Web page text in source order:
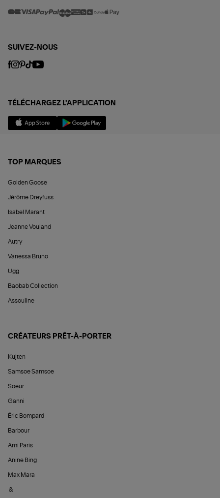
SUIVEZ-NOUS
TÉLÉCHARGEZ L'APPLICATION
TOP MARQUES
Golden Goose
Jérôme Dreyfuss
Isabel Marant
Jeanne Vouland
Autry
Vanessa Bruno
Ugg
Baobab Collection
Assouline
CRÉATEURS PRÊT-À-PORTER
Kujten
Samsoe Samsoe
Soeur
Ganni
Éric Bompard
Barbour
Ami Paris
Anine Bing
Max Mara
&